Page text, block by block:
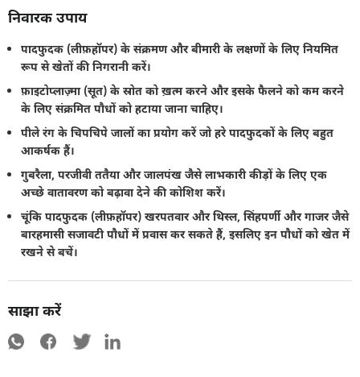
निवारक उपाय
पादफुदक (लीफ़हॉपर) के संक्रमण और बीमारी के लक्षणों के लिए नियमित
रूप से खेतों की निगरानी करें।
फ़ाइटोप्लाज़्मा (सूत) के स्रोत को ख़त्म करने और इसके फैलने को कम करने
के लिए संक्रमित पौधों को हटाया जाना चाहिए।
पीले रंग के चिपचिपे जालों का प्रयोग करें जो हरे पादफुदकों के लिए बहुत
आकर्षक हैं।
गुबरैला, परजीवी ततैया और जालपंख जैसे लाभकारी कीड़ों के लिए एक
अच्छे वातावरण को बढ़ावा देने की कोशिश करें।
चूंकि पादफुदक (लीफ़हॉपर) खरपतवार और थिस्ल, सिंहपर्णी और गाजर जैसे
बारहमासी सजावटी पौधों में प्रवास कर सकते हैं, इसलिए इन पौधों को खेत में
रखने से बचें।
साझा करें